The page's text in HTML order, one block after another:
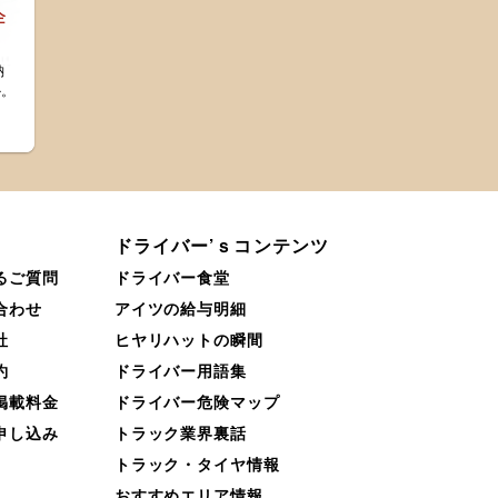
ご質問
わせ
載料金
し込み
ドライバー’ｓコンテンツ
ドライバー食堂
アイツの給与明細
ヒヤリハットの瞬間
ドライバー用語集
ドライバー危険マップ
トラック業界裏話
トラック・タイヤ情報